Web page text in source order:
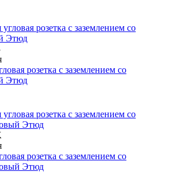
розетка с заземлением со
Этюд
розетка с заземлением со
Этюд